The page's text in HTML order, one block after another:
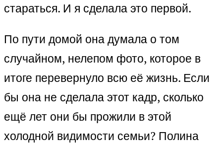
стараться. И я сделала это первой.
По пути домой она думала о том
случайном, нелепом фото, которое в
итоге перевернуло всю её жизнь. Если
бы она не сделала этот кадр, сколько
ещё лет они бы прожили в этой
холодной видимости семьи? Полина